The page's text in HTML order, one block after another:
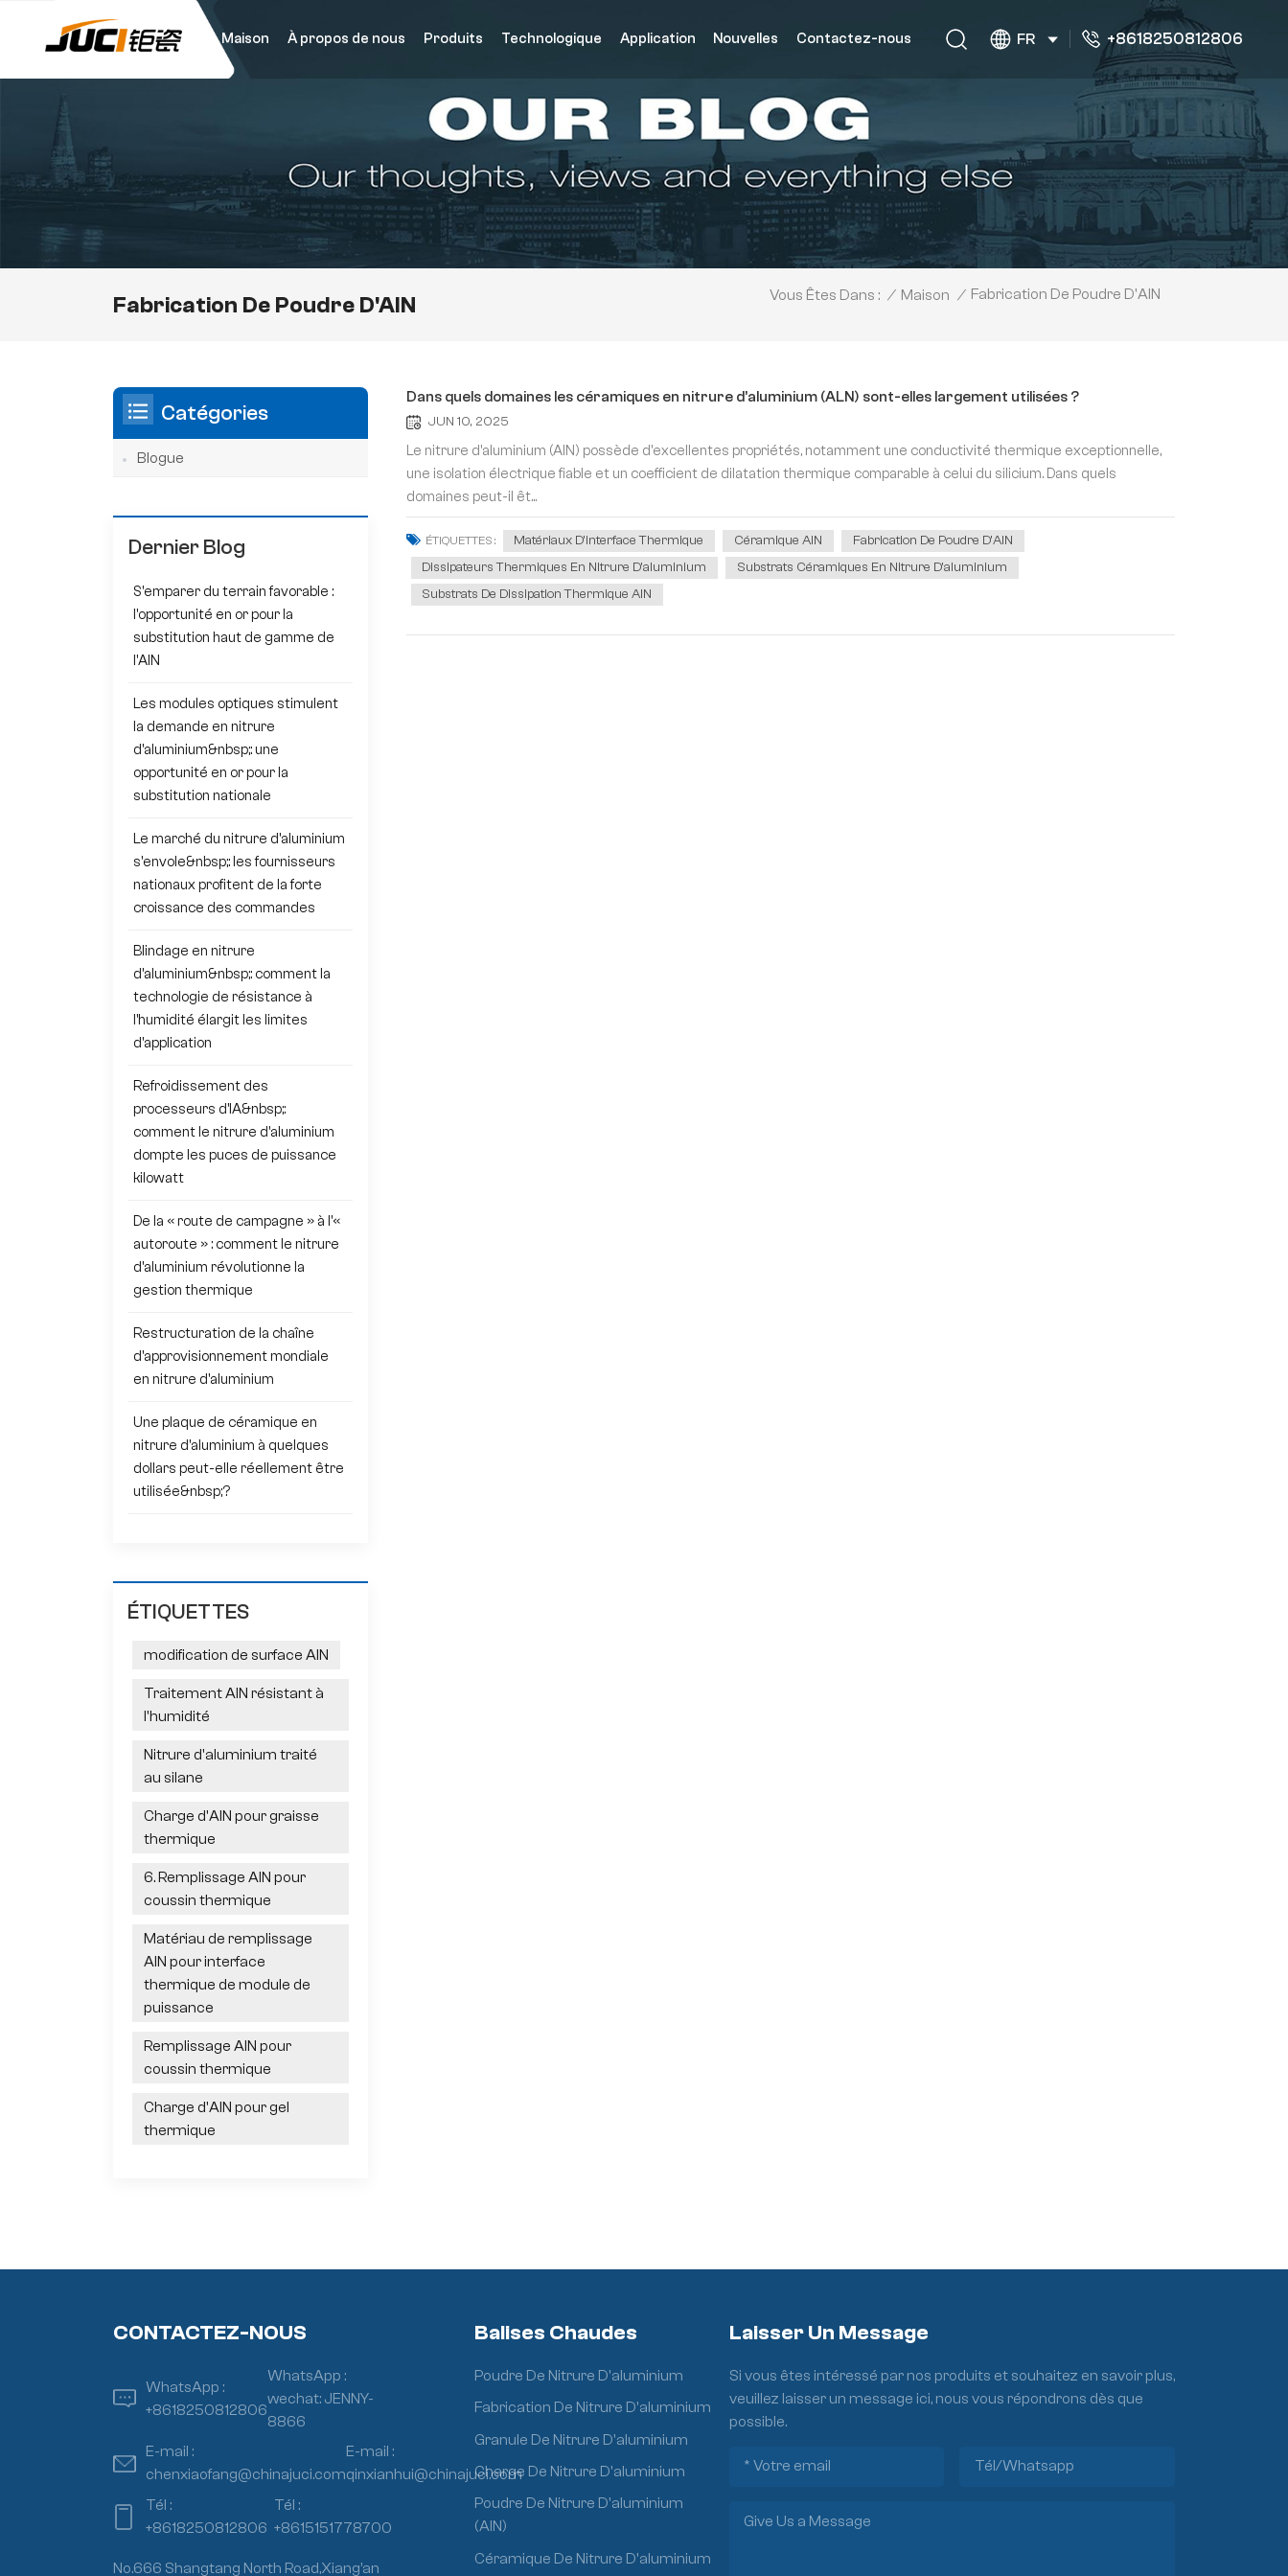
Maison À propos de nous Produits Technologique Application Nouvelles Contactez-nous FR +8618250812806
Fabrication De Poudre D'AlN Vous Êtes Dans : / Maison / Fabrication De Poudre D'AlN
Dans quels domaines les céramiques en nitrure d’aluminium (ALN) sont-elles largement utilisées ?
JUN 10, 2025
Le nitrure d'aluminium (AlN) possède d'excellentes propriétés, notamment une conductivité thermique exceptionnelle,
une isolation électrique fiable et un coefficient de dilatation thermique comparable à celui du silicium. Dans quels
domaines peut-il êt...
ÉTIQUETTES : Matériaux D'interface Thermique Céramique AlN
Fabrication De Poudre D'AlN
Dissipateurs Thermiques En Nitrure D'aluminium
Substrats Céramiques En Nitrure D'aluminium
Substrats De Dissipation Thermique AlN
Catégories
Blogue
Dernier Blog
S'emparer du terrain favorable :
l'opportunité en or pour la
substitution haut de gamme de
l'AlN
Les modules optiques stimulent
la demande en nitrure
d'aluminium&nbsp;: une
opportunité en or pour la
substitution nationale
Le marché du nitrure d'aluminium
s'envole&nbsp;: les fournisseurs
nationaux profitent de la forte
croissance des commandes
Blindage en nitrure
d'aluminium&nbsp;: comment la
technologie de résistance à
l'humidité élargit les limites
d'application
Refroidissement des
processeurs d'IA&nbsp;:
comment le nitrure d'aluminium
dompte les puces de puissance
kilowatt
De la « route de campagne » à l'«
autoroute » : comment le nitrure
d'aluminium révolutionne la
gestion thermique
Restructuration de la chaîne
d'approvisionnement mondiale
en nitrure d'aluminium
Une plaque de céramique en
nitrure d'aluminium à quelques
dollars peut-elle réellement être
utilisée&nbsp;?
ÉTIQUETTES
modification de surface AlN
Traitement AlN résistant à
l'humidité
Nitrure d'aluminium traité
au silane
Charge d'AlN pour graisse
thermique
6. Remplissage AlN pour
coussin thermique
Matériau de remplissage
AlN pour interface
thermique de module de
puissance
Remplissage AlN pour
coussin thermique
Charge d'AlN pour gel
thermique
CONTACTEZ-NOUS
WhatsApp :
+8618250812806
WhatsApp :
wechat: JENNY-
8866
E-mail :
chenxiaofang@chinajuci.com
E-mail :
qinxianhui@chinajuci.com
Tél :
+8618250812806
Tél :
+8615151778700
No.666 Shangtang North Road,Xiang’an
Balises Chaudes
Poudre De Nitrure D'aluminium
Fabrication De Nitrure D'aluminium
Granule De Nitrure D'aluminium
Charge De Nitrure D'aluminium
Poudre De Nitrure D'aluminium
(AlN)
Céramique De Nitrure D'aluminium
Laisser Un Message
Si vous êtes intéressé par nos produits et souhaitez en savoir plus,
veuillez laisser un message ici, nous vous répondrons dès que
possible.